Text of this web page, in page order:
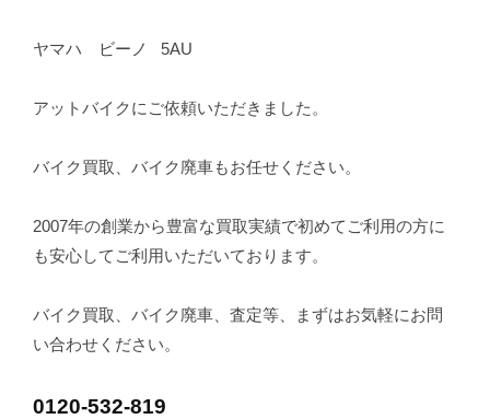
ヤマハ ビーノ 5AU
アットバイクにご依頼いただきました。
バイク買取、バイク廃車もお任せください。
2007年の創業から豊富な買取実績で初めてご利用の方に
も安心してご利用いただいております。
バイク買取、バイク廃車、査定等、まずはお気軽にお問
い合わせください。
0120-532-819